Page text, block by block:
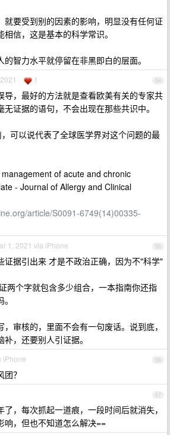
就要受到别的因素的影响，明显没有任何证
信，这是基本的科学常识。
智力水平就停留在非黑即白的层面。
54
1
导，最好的方法就是查看欧美有关的专家共
证据的语句，不会出现在那些共识中。
可以说代表了全球医学界对这个问题的最
of acute and chronic
- Journal of Allergy and Clinical
article/S0091-6749(14)00335-
55
1, 2021 via iPhone
证据引出来 才是不政治正确，因为不"科学"
两个字就包含多少组合，一本指南你还指
审核的，里面不会有一句废话。说到底，
，还要别人引证据。
56
iPhone
？
57
，每次抓起一道痕，一段时间后就消失，
响，但也不知道怎么解决==